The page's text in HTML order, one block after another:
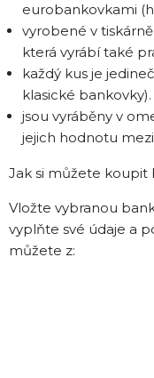
eurobankovkami
vyrobené v
která vyrábí také
každý kus je
klasické bankovky).
jsou vyráběny v
jejich hodnotu
Jak si můžete koupit
Vložte vybranou
vyplňte své údaje a
můžete z: